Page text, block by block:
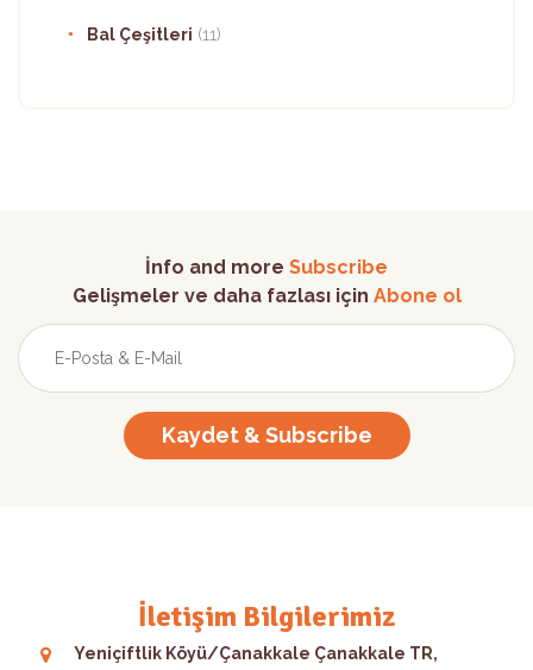
Bal Çeşitleri (11)
İnfo and more Subscribe
Gelişmeler ve daha fazlası için Abone ol
Kaydet & Subscribe
İletişim Bilgilerimiz
Yeniçiftlik Köyü/Çanakkale Çanakkale TR,